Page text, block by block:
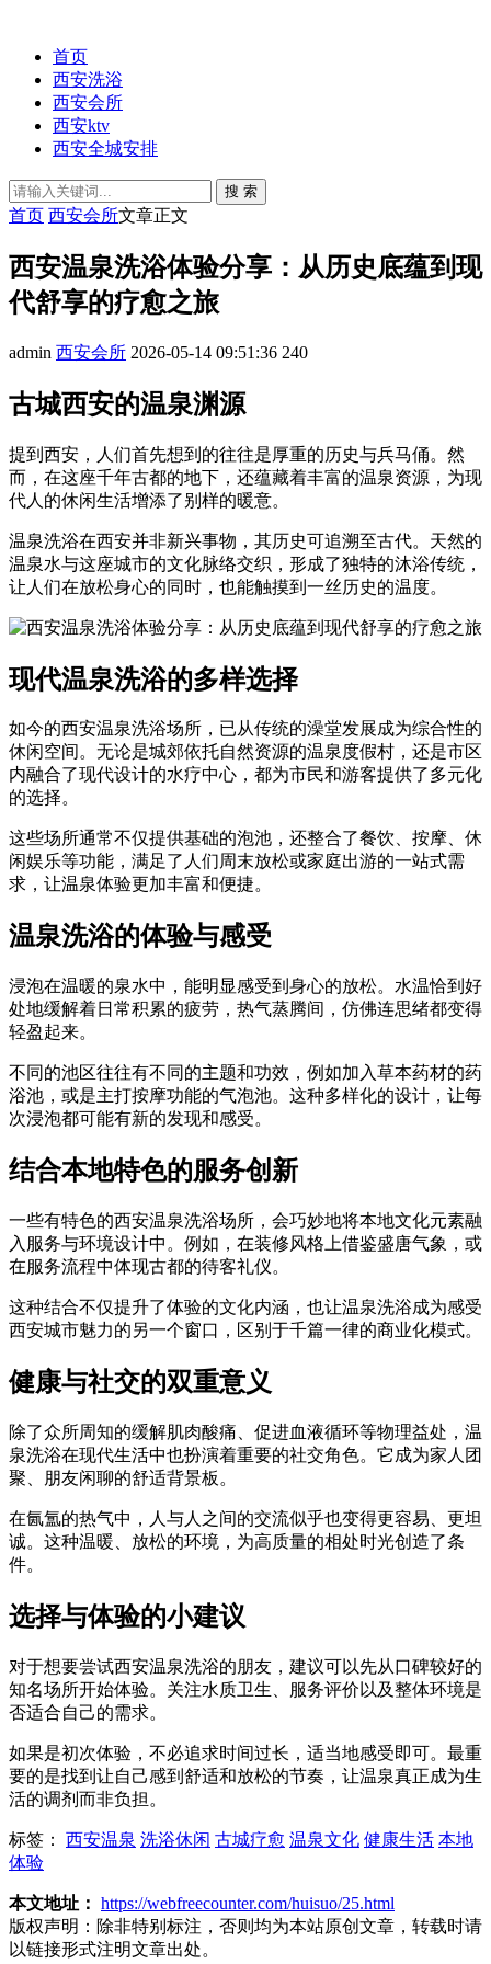
首页
西安洗浴
西安会所
西安ktv
西安全城安排
搜 索
首页 西安会所文章正文
西安温泉洗浴体验分享：从历史底蕴到现
代舒享的疗愈之旅
admin 西安会所 2026-05-14 09:51:36 240
古城西安的温泉渊源
提到西安，人们首先想到的往往是厚重的历史与兵马俑。然
而，在这座千年古都的地下，还蕴藏着丰富的温泉资源，为现
代人的休闲生活增添了别样的暖意。
温泉洗浴在西安并非新兴事物，其历史可追溯至古代。天然的
温泉水与这座城市的文化脉络交织，形成了独特的沐浴传统，
让人们在放松身心的同时，也能触摸到一丝历史的温度。
现代温泉洗浴的多样选择
如今的西安温泉洗浴场所，已从传统的澡堂发展成为综合性的
休闲空间。无论是城郊依托自然资源的温泉度假村，还是市区
内融合了现代设计的水疗中心，都为市民和游客提供了多元化
的选择。
这些场所通常不仅提供基础的泡池，还整合了餐饮、按摩、休
闲娱乐等功能，满足了人们周末放松或家庭出游的一站式需
求，让温泉体验更加丰富和便捷。
温泉洗浴的体验与感受
浸泡在温暖的泉水中，能明显感受到身心的放松。水温恰到好
处地缓解着日常积累的疲劳，热气蒸腾间，仿佛连思绪都变得
轻盈起来。
不同的池区往往有不同的主题和功效，例如加入草本药材的药
浴池，或是主打按摩功能的气泡池。这种多样化的设计，让每
次浸泡都可能有新的发现和感受。
结合本地特色的服务创新
一些有特色的西安温泉洗浴场所，会巧妙地将本地文化元素融
入服务与环境设计中。例如，在装修风格上借鉴盛唐气象，或
在服务流程中体现古都的待客礼仪。
这种结合不仅提升了体验的文化内涵，也让温泉洗浴成为感受
西安城市魅力的另一个窗口，区别于千篇一律的商业化模式。
健康与社交的双重意义
除了众所周知的缓解肌肉酸痛、促进血液循环等物理益处，温
泉洗浴在现代生活中也扮演着重要的社交角色。它成为家人团
聚、朋友闲聊的舒适背景板。
在氤氲的热气中，人与人之间的交流似乎也变得更容易、更坦
诚。这种温暖、放松的环境，为高质量的相处时光创造了条
件。
选择与体验的小建议
对于想要尝试西安温泉洗浴的朋友，建议可以先从口碑较好的
知名场所开始体验。关注水质卫生、服务评价以及整体环境是
否适合自己的需求。
如果是初次体验，不必追求时间过长，适当地感受即可。最重
要的是找到让自己感到舒适和放松的节奏，让温泉真正成为生
活的调剂而非负担。
标签： 西安温泉 洗浴休闲 古城疗愈 温泉文化 健康生活 本地
体验
本文地址： https://webfreecounter.com/huisuo/25.html
版权声明： 除非特别标注，否则均为本站原创文章，转载时请
以链接形式注明文章出处。